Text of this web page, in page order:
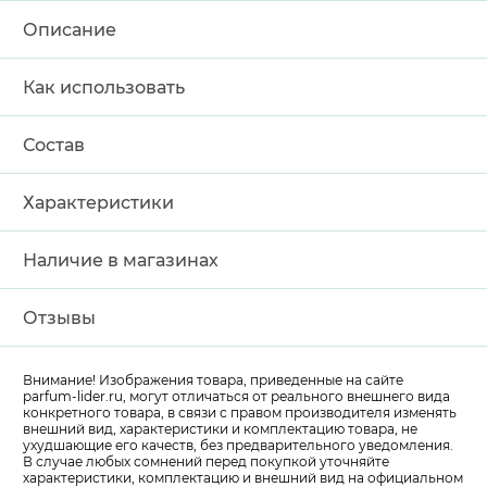
Описание
Как использовать
Состав
Характеристики
Наличие в магазинах
Отзывы
Внимание! Изображения товара, приведенные на сайте
parfum-lider.ru, могут отличаться от реального внешнего вида
конкретного товара, в связи с правом производителя изменять
внешний вид, характеристики и комплектацию товара, не
ухудшающие его качеств, без предварительного уведомления.
В случае любых сомнений перед покупкой уточняйте
характеристики, комплектацию и внешний вид на официальном